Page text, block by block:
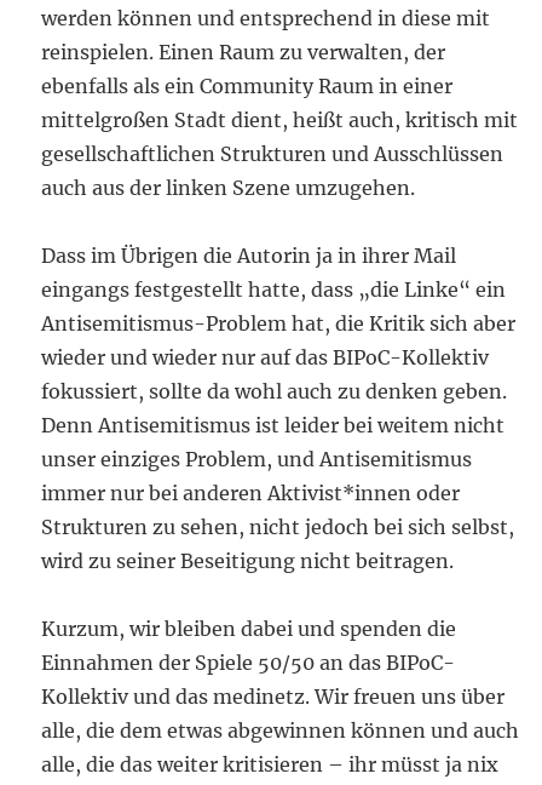
werden können und entsprechend in diese mit
reinspielen. Einen Raum zu verwalten, der
ebenfalls als ein Community Raum in einer
mittelgroßen Stadt dient, heißt auch, kritisch mit
gesellschaftlichen Strukturen und Ausschlüssen
auch aus der linken Szene umzugehen.
Dass im Übrigen die Autorin ja in ihrer Mail
eingangs festgestellt hatte, dass „die Linke“ ein
Antisemitismus-Problem hat, die Kritik sich aber
wieder und wieder nur auf das BIPoC-Kollektiv
fokussiert, sollte da wohl auch zu denken geben.
Denn Antisemitismus ist leider bei weitem nicht
unser einziges Problem, und Antisemitismus
immer nur bei anderen Aktivist*innen oder
Strukturen zu sehen, nicht jedoch bei sich selbst,
wird zu seiner Beseitigung nicht beitragen.
Kurzum, wir bleiben dabei und spenden die
Einnahmen der Spiele 50/50 an das BIPoC-
Kollektiv und das medinetz. Wir freuen uns über
alle, die dem etwas abgewinnen können und auch
alle, die das weiter kritisieren – ihr müsst ja nix